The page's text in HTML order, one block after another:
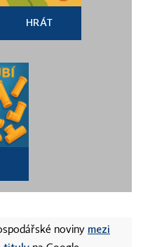
HRÁT
noviny mezi